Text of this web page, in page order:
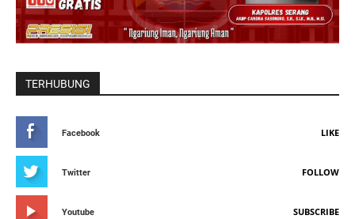
TERHUBUNG
Facebook LIKE
Twitter FOLLOW
Youtube SUBSCRIBE